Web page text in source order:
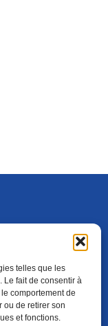
telles que les
Le fait de consentir à
comportement de
ou de retirer son
et fonctions.
ADHÉRER